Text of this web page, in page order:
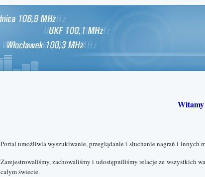
Portal umożliwia wyszukiwanie, przeglądanie i słuchanie nagrań i innych
Zarejestrowaliśmy, zachowaliśmy i udostępniliśmy relacje ze wszystkich
całym świecie.